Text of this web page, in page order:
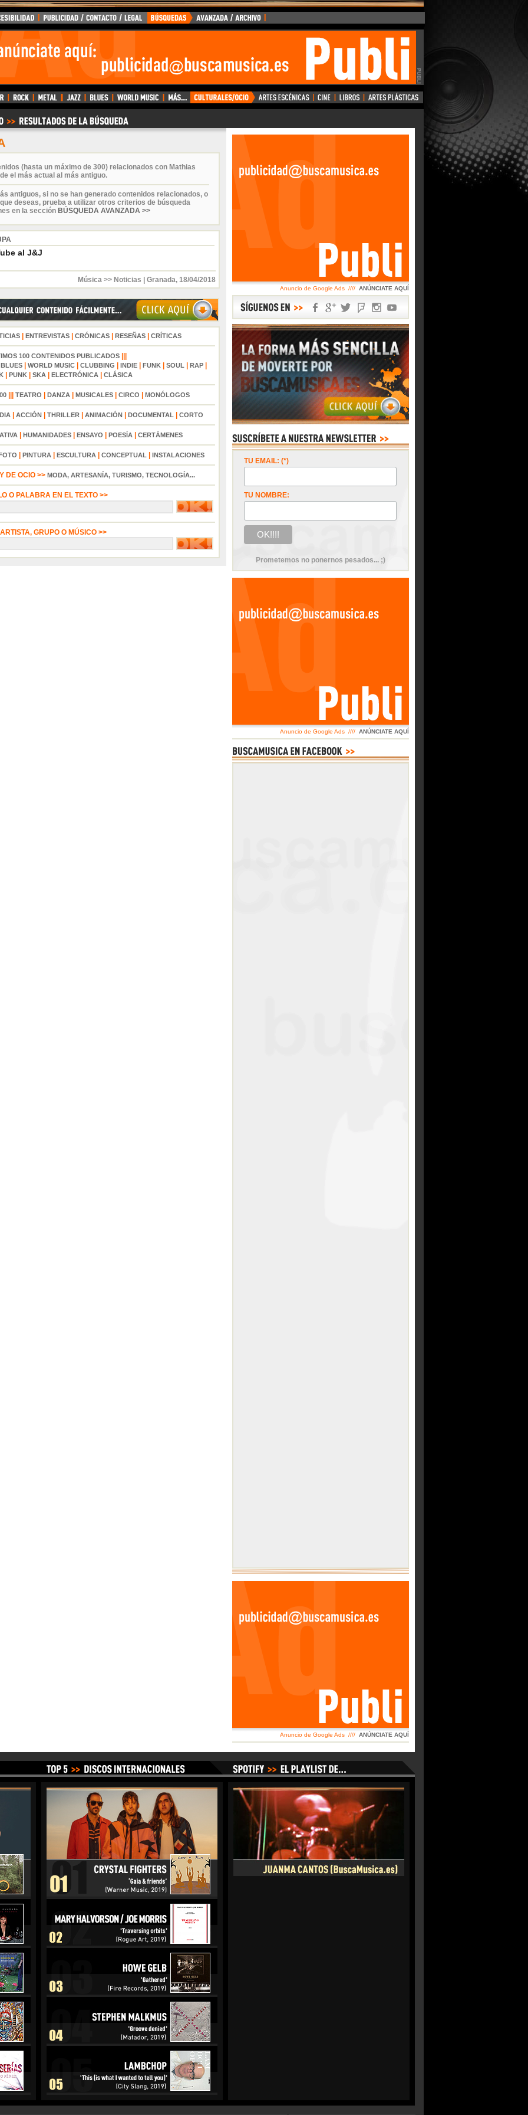
(hasta un máximo de 300) relacionados con Mathias
el más actual al más antiguo.
antiguos, si no se han generado contenidos relacionados, o
deseas, prueba a utilizar otros criterios de búsqueda
en la sección BÚSQUEDA AVANZADA >>
al J&J
Música >> Noticias Granada, 18/04/2018
| ENTREVISTAS| CRÓNICAS| RESEÑAS| CRÍTICAS
100 CONTENIDOS PUBLICADOS
BLUES| WORLD MUSIC| CLUBBING INDIE| FUNK| SOUL| RAP|
| PUNK| SKA| ELECTRÓNICA| CLÁSICA
||| TEATRO DANZA| MUSICALES| CIRCO MONÓLOGOS
ACCIÓN THRILLER ANIMACIÓN DOCUMENTAL CORTO
HUMANIDADES ENSAYO POESÍA CERTÁMENES
PINTURA ESCULTURA CONCEPTUAL INSTALACIONES
DE OCIO >> MODA, ARTESANÍA, TURISMO, TECNOLOGÍA...
O PALABRA EN EL TEXTO >>
GRUPO O MÚSICO >>
Anuncio de Google Ads //// ANÚNCIATE AQUÍ
TU EMAIL: (*)
TU NOMBRE:
Prometemos no ponernos pesados... ;)
Anuncio de Google Ads //// ANÚNCIATE AQUÍ
Anuncio de Google Ads //// ANÚNCIATE AQUÍ